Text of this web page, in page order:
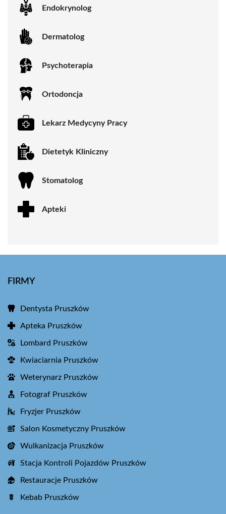
Endokrynolog
Dermatolog
Psychoterapia
Ortodoncja
Lekarz Medycyny Pracy
Dietetyk Kliniczny
Stomatolog
Apteki
FIRMY
Dentysta Pruszków
Apteka Pruszków
Lombard Pruszków
Kwiaciarnia Pruszków
Weterynarz Pruszków
Fotograf Pruszków
Fryzjer Pruszków
Salon Kosmetyczny Pruszków
Wulkanizacja Pruszków
Stacja Kontroli Pojazdów Pruszków
Restauracje Pruszków
Kebab Pruszków